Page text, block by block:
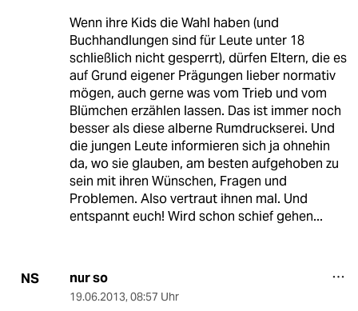
Wenn ihre Kids die Wahl haben (und
Buchhandlungen sind für Leute unter 18
schließlich nicht gesperrt), dürfen Eltern, die es
auf Grund eigener Prägungen lieber normativ
mögen, auch gerne was vom Trieb und vom
Blümchen erzählen lassen. Das ist immer noch
besser als diese alberne Rumdruckserei. Und
die jungen Leute informieren sich ja ohnehin
da, wo sie glauben, am besten aufgehoben zu
sein mit ihren Wünschen, Fragen und
Problemen. Also vertraut ihnen mal. Und
entspannt euch! Wird schon schief gehen...
NS nur so
19.06.2013, 08:57 Uhr